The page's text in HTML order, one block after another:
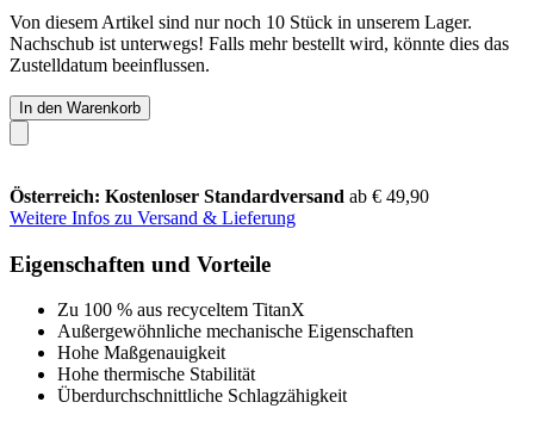
Von diesem Artikel sind nur noch 10 Stück in unserem Lager.
Nachschub ist unterwegs! Falls mehr bestellt wird, könnte dies das
Zustelldatum beeinflussen.
In den Warenkorb
Österreich: Kostenloser Standardversand ab € 49,90
Weitere Infos zu Versand & Lieferung
Eigenschaften und Vorteile
Zu 100 % aus recyceltem TitanX
Außergewöhnliche mechanische Eigenschaften
Hohe Maßgenauigkeit
Hohe thermische Stabilität
Überdurchschnittliche Schlagzähigkeit